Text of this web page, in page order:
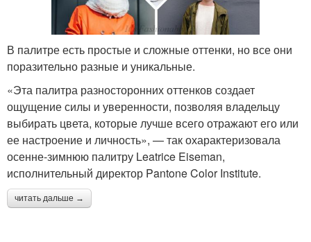
В палитре есть простые и сложные оттенки, но все они
поразительно разные и уникальные.
«Эта палитра разносторонних оттенков создает
ощущение силы и уверенности, позволяя владельцу
выбирать цвета, которые лучше всего отражают его или
ее настроение и личность», — так охарактеризовала
осенне-зимнюю палитру Leatrice Eiseman,
исполнительный директор Pantone Color Institute.
читать дальше →